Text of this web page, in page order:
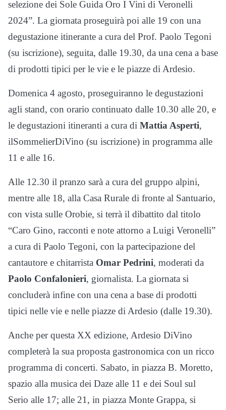
selezione dei Sole Guida Oro I Vini di Veronelli
2024”. La giornata proseguirà poi alle 19 con una
degustazione itinerante a cura del Prof. Paolo Tegoni
(su iscrizione), seguita, dalle 19.30, da una cena a base
di prodotti tipici per le vie e le piazze di Ardesio.
Domenica 4 agosto, proseguiranno le degustazioni
agli stand, con orario continuato dalle 10.30 alle 20, e
le degustazioni itineranti a cura di Mattia Asperti,
ilSommelierDiVino (su iscrizione) in programma alle
11 e alle 16.
Alle 12.30 il pranzo sarà a cura del gruppo alpini,
mentre alle 18, alla Casa Rurale di fronte al Santuario,
con vista sulle Orobie, si terrà il dibattito dal titolo
“Caro Gino, racconti e note attorno a Luigi Veronelli”
a cura di Paolo Tegoni, con la partecipazione del
cantautore e chitarrista Omar Pedrini, moderati da
Paolo Confalonieri, giornalista. La giornata si
concluderà infine con una cena a base di prodotti
tipici nelle vie e nelle piazze di Ardesio (dalle 19.30).
Anche per questa XX edizione, Ardesio DiVino
completerà la sua proposta gastronomica con un ricco
programma di concerti. Sabato, in piazza B. Moretto,
spazio alla musica dei Daze alle 11 e dei Soul sul
Serio alle 17; alle 21, in piazza Monte Grappa, si